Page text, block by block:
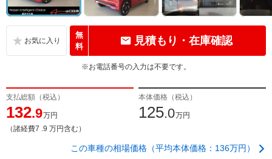
無
料
見積もり・在庫確認
※お電話番号の入力は不要です。
支払総額（税込）
132.9万円
（諸経費7 .9 万円含む）
本体価格（税込）
125.0万円
この車種の相場価格（平均本体価格：136万円）